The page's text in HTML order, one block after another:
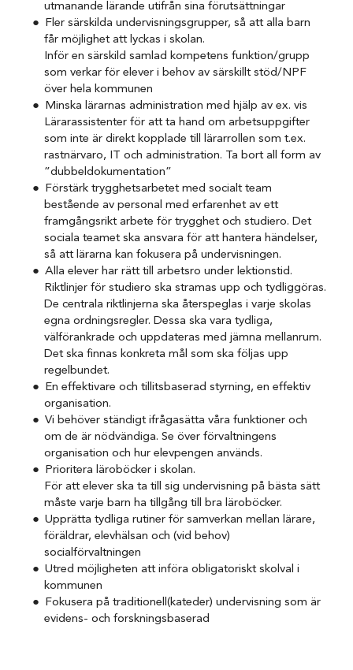
utmanande lärande utifrån sina förutsättningar
Fler särskilda undervisningsgrupper, så att alla barn
får möjlighet att lyckas i skolan.
Inför en särskild samlad kompetens funktion/grupp
som verkar för elever i behov av särskillt stöd/NPF
över hela kommunen
Minska lärarnas administration med hjälp av ex. vis
Lärarassistenter för att ta hand om arbetsuppgifter
som inte är direkt kopplade till lärarrollen som t.ex.
rastnärvaro, IT och administration. Ta bort all form av
”dubbeldokumentation”
Förstärk trygghetsarbetet med socialt team
bestående av personal med erfarenhet av ett
framgångsrikt arbete för trygghet och studiero. Det
sociala teamet ska ansvara för att hantera händelser,
så att lärarna kan fokusera på undervisningen.
Alla elever har rätt till arbetsro under lektionstid.
Riktlinjer för studiero ska stramas upp och tydliggöras.
De centrala riktlinjerna ska återspeglas i varje skolas
egna ordningsregler. Dessa ska vara tydliga,
välförankrade och uppdateras med jämna mellanrum.
Det ska finnas konkreta mål som ska följas upp
regelbundet.
En effektivare och tillitsbaserad styrning, en effektiv
organisation.
Vi behöver ständigt ifrågasätta våra funktioner och
om de är nödvändiga. Se över förvaltningens
organisation och hur elevpengen används.
Prioritera läroböcker i skolan.
För att elever ska ta till sig undervisning på bästa sätt
måste varje barn ha tillgång till bra läroböcker.
Upprätta tydliga rutiner för samverkan mellan lärare,
föräldrar, elevhälsan och (vid behov)
socialförvaltningen
Utred möjligheten att införa obligatoriskt skolval i
kommunen
Fokusera på traditionell(kateder) undervisning som är
evidens- och forskningsbaserad